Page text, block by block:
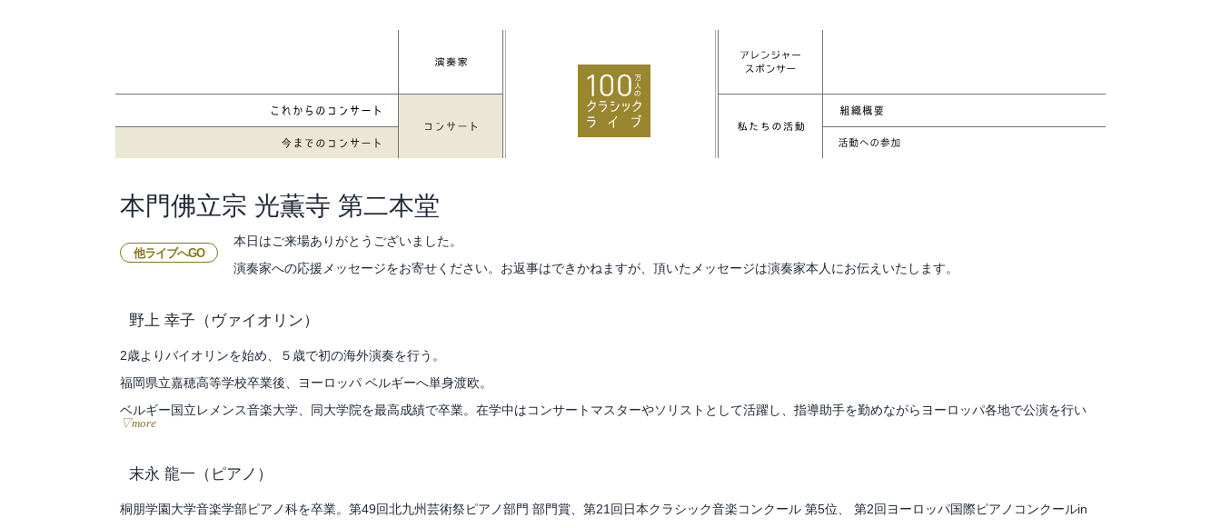
本門佛立宗 光薫寺 第二本堂
他ライブへGO
本日はご来場ありがとうございました。
演奏家への応援メッセージをお寄せください。お返事はできかねますが、頂いたメッセージは演奏家本人にお伝えいたします。
野上 幸子 （ヴァイオリン）
2歳よりバイオリンを始め、５歳で初の海外演奏を行う。
福岡県立嘉穂高等学校卒業後、ヨーロッパ ベルギーへ単身渡欧。
ベルギー国立レメンス音楽大学、同大学院を最高成績で卒業。在学中はコンサートマスターやソリストとして活躍し、指導助手を勤めながらヨーロッパ各地で公演を行い
イタリア イブラ・グランド・プライズ国際音楽コンクールをはじめ、国内外の数々のコンクールにてグランプリ、上位入賞を果たし研鑽を積む。
▽more
末永 龍一 （ピアノ）
桐朋学園大学音楽学部ピアノ科を卒業。第49回北九州芸術祭ピアノ部門 部門賞、第21回日本クラシック音楽コンクール 第5位、 第2回ヨーロッパ国際ピアノコンクールin